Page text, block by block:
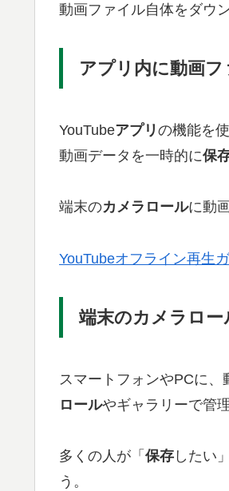
動画ファイル自体をダウ
アプリ内に動画
YouTubeアプリ の機能を
動画データを一時的に保
端末のカメラロールに動
YouTubeオフライン再生
端末のカメラロ
スマートフォンやPCに、
ロールやギャラリーで管
多くの人が「 保存 したい
う。